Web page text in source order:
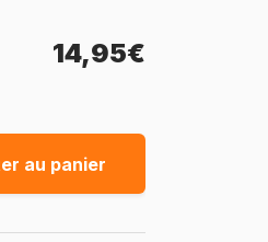
14,95€
au panier